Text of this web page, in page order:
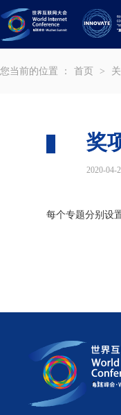
您当前的位置 ： 首页 >
奖
2020-04-
每个专题分别设